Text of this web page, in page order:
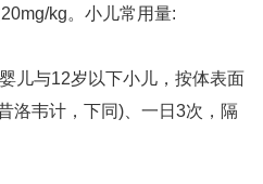
kg。小儿常用量:
儿与12岁以下小儿，按体表面
洛韦计，下同)、一日3次，隔